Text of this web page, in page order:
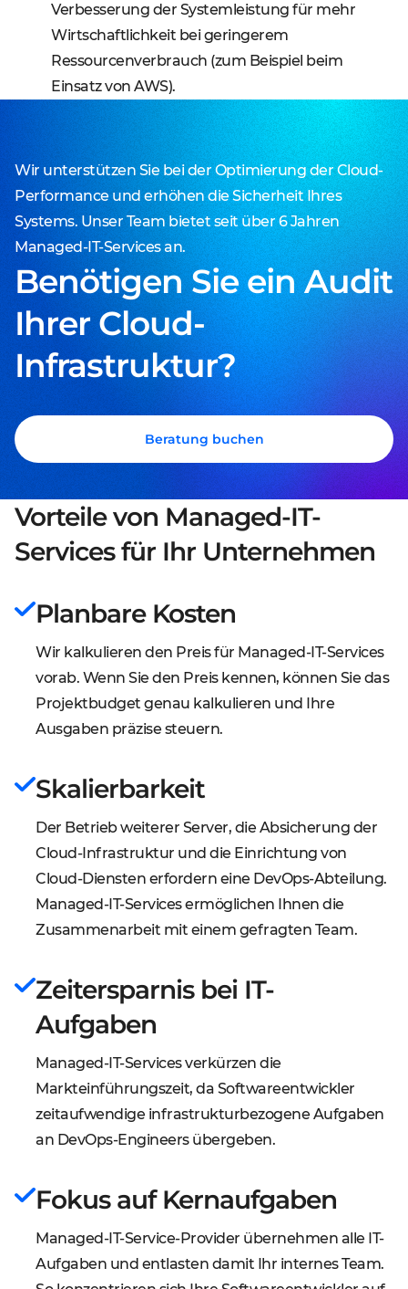
Verbesserung der Systemleistung für mehr
Wirtschaftlichkeit bei geringerem
Ressourcenverbrauch (zum Beispiel beim
Einsatz von AWS).
Wir unterstützen Sie bei der Optimierung der Cloud-
Performance und erhöhen die Sicherheit Ihres
Systems. Unser Team bietet seit über 6 Jahren
Managed-IT-Services an.
Benötigen Sie ein Audit
Ihrer Cloud-
Infrastruktur?
Beratung buchen
Vorteile von Managed-IT-
Services für Ihr Unternehmen
Planbare Kosten
Wir kalkulieren den Preis für Managed-IT-Services
vorab. Wenn Sie den Preis kennen, können Sie das
Projektbudget genau kalkulieren und Ihre
Ausgaben präzise steuern.
Skalierbarkeit
Der Betrieb weiterer Server, die Absicherung der
Cloud-Infrastruktur und die Einrichtung von
Cloud-Diensten erfordern eine DevOps-Abteilung.
Managed-IT-Services ermöglichen Ihnen die
Zusammenarbeit mit einem gefragten Team.
Zeitersparnis bei IT-
Aufgaben
Managed-IT-Services verkürzen die
Markteinführungszeit, da Softwareentwickler
zeitaufwendige infrastrukturbezogene Aufgaben
an DevOps-Engineers übergeben.
Fokus auf Kernaufgaben
Managed-IT-Service-Provider übernehmen alle IT-
Aufgaben und entlasten damit Ihr internes Team.